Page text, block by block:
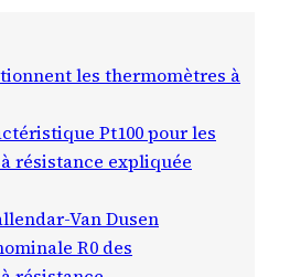
les thermomètres à
Pt100 pour les
résistance expliquée
Van Dusen
R0 des